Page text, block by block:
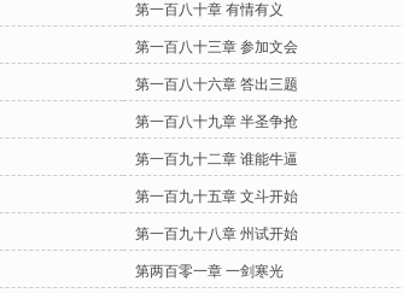
第一百八十章 有情有义
第一百八十三章 参加文会
第一百八十六章 答出三题
第一百八十九章 半圣争抢
第一百九十二章 谁能牛逼
第一百九十五章 文斗开始
第一百九十八章 州试开始
第两百零一章 一剑寒光